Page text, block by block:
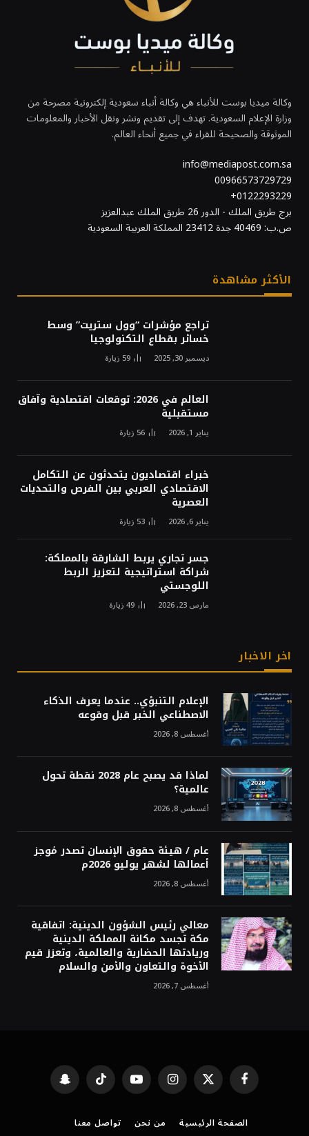
وكالة ميديا بوست للأنباء هي وكالة أنباء سعودية إلكترونية مصرحة من
وزارة الإعلام السعودية. تهدف إلى تقديم ونشر ونقل الأخبار والمعلومات
الموثوقة والصحيحة للقراء في جميع أنحاء العالم.
info@mediapost.com.sa
00966573729729
0122293229+
برج طريق الملك - الدور 26 طريق الملك عبدالعزيز
ص.ب: 40469 جدة 23412 المملكة العربية السعودية
الأكثر مشاهدة
تراجع مؤشرات “وول ستريت” وسط
خسائر بقطاع التكنولوجيا
ديسمبر 30, 2025 59 زيارة
العالم في 2026: توقعات اقتصادية وآفاق
مستقبلية
يناير 1, 2026 56 زيارة
خبراء اقتصاديون يتحدثون عن التكامل
الاقتصادي العربي بين الفرص والتحديات
العصرية
يناير 6, 2026 53 زيارة
جسر تجاري يربط الشارقة بالمملكة:
شراكة استراتيجية لتعزيز الربط
اللوجستي
مارس 23, 2026 49زيارة
اخر الاخبار
الإعلام التنبؤي.. عندما يعرف الذكاء
الاصطناعي الخبر قبل وقوعه
أغسطس 8, 2026
لماذا قد يصبح عام 2028 نقطة تحول
عالمية؟
أغسطس 8, 2026
عام / هيئة حقوق الإنسان تصدر مُوجز
أعمالها لشهر يوليو 2026م
أغسطس 8, 2026
معالي رئيس الشؤون الدينية: اتفاقية
مكة تجسد مكانة المملكة الدينية
وريادتها الحضارية والعالمية، وتعزز قيم
الأخوة والتعاون والأمن والسلام
أغسطس 7, 2026
فيسبوك X
(Twitter)
الانستغراميوتيوب تيكتوك Snapchat
الصفحة الرئيسية من نحن
تواصل معنا